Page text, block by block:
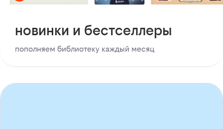
новинки и бестселлеры
пополняем библиотеку каждый месяц